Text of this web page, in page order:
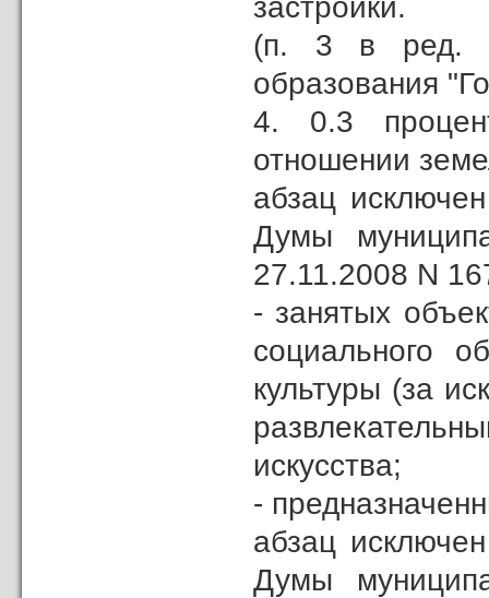
застройки.
(п. 3 в ред.
образования
4. 0.3
отношении
абзац
Думы
27.11.2008 N
- занятых
социального
культуры (за
искусства;
-
абзац
Думы